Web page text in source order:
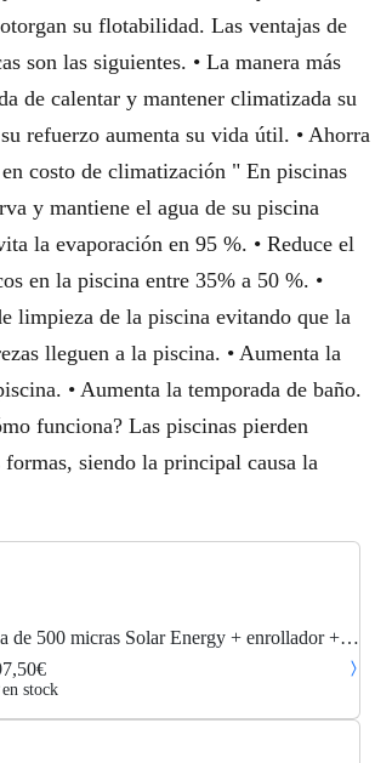
su flotabilidad. Las ventajas de
son las siguientes. • La manera más
de calentar y mantener climatizada su
refuerzo aumenta su vida útil. • Ahorra
costo de climatización " En piscinas
y mantiene el agua de su piscina
la evaporación en 95 %. • Reduce el
en la piscina entre 35% a 50 %. •
limpieza de la piscina evitando que la
lleguen a la piscina. • Aumenta la
• Aumenta la temporada de baño.
funciona? Las piscinas pierden
formas, siendo la principal causa la
de 500 micras Solar Energy + enrollador +
en stock